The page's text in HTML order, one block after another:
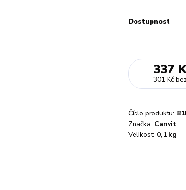
Dostupnost
337
301 Kč
Číslo produktu:
Značka: Canvit
Velikost: 0,1 kg